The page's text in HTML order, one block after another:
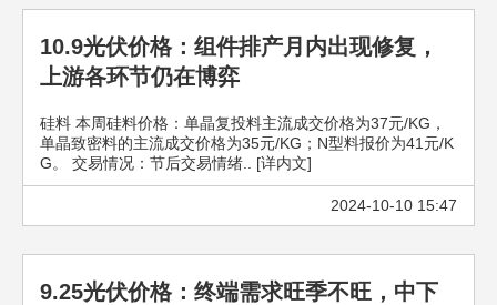
10.9光伏价格：组件排产月内出现修复，
上游各环节仍在博弈
硅料 本周硅料价格：单晶复投料主流成交价格为37元/KG，
单晶致密料的主流成交价格为35元/KG；N型料报价为41元/K
G。 交易情况：节后交易情绪.. [详内文]
2024-10-10 15:47
9.25光伏价格：终端需求旺季不旺，中下